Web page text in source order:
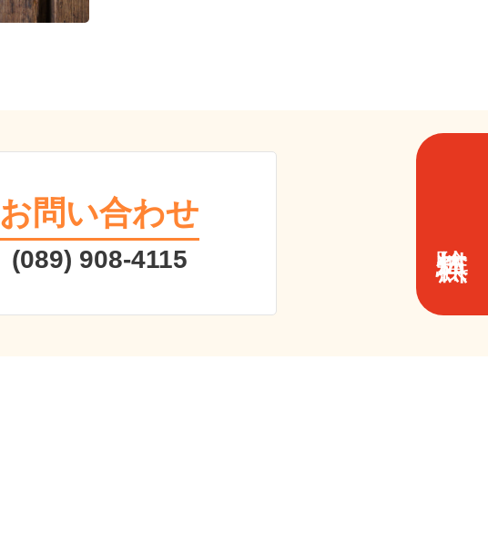
お問い合わせ
(089) 908-4115